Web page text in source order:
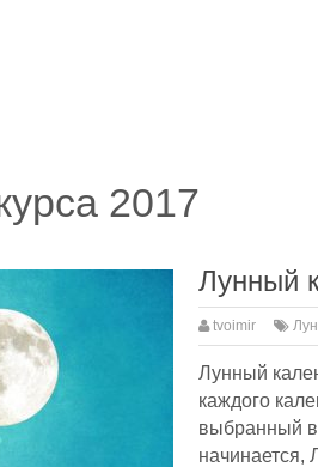
2017
Лунный
tvoimir
Лунный
каждого
выбранный
начинается,